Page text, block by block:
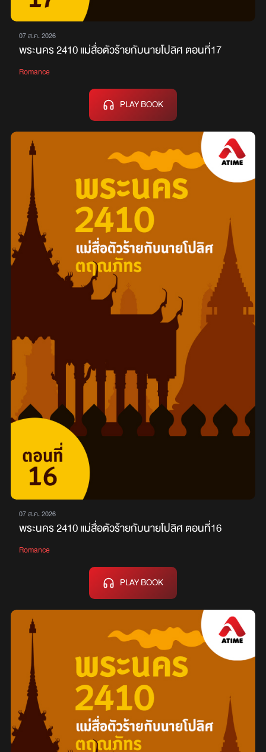
07 ส.ค. 2026
พระนคร 2410 แม่สื่อตัวร้ายกับนายโปลิศ ตอนที่17
Romance
PLAY BOOK
07 ส.ค. 2026
พระนคร 2410 แม่สื่อตัวร้ายกับนายโปลิศ ตอนที่16
Romance
PLAY BOOK